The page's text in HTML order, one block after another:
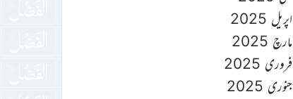
اپریل 2025
مارچ 2025
فروری 2025
جنوری 2025